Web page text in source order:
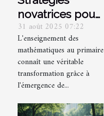
novatrices pour
l'enseignement
des
mathématiques
au primaire
31 août 2025 07:22
L'enseignement des
mathématiques au primaire
connaît une véritable
transformation grâce à
l'émergence de...